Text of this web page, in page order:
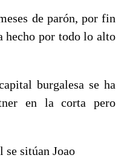
de parón, por fin
por todo lo alto
burgalesa se ha
en la corta pero
se sitúan Joao